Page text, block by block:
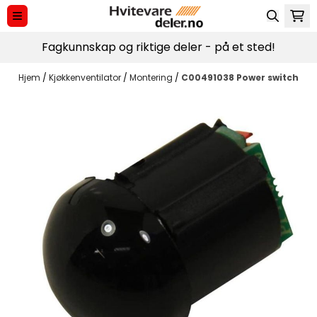
Hopp til innhold
Fagkunnskap og riktige deler - på et sted!
Hjem / Kjøkkenventilator / Montering / C00491038 Power switch